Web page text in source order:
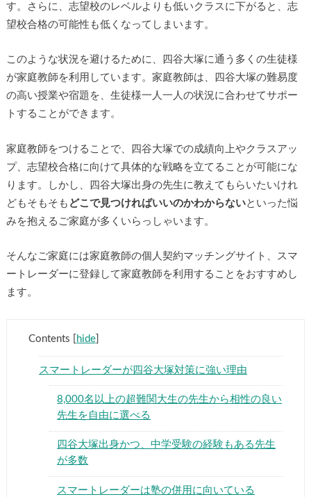
す。さらに、志望校のレベルよりも低いクラスに下がると、志
望校合格の可能性も低くなってしまいます。
このような状況を避けるために、四谷大塚に通う多くの生徒様
が家庭教師を利用しています。家庭教師は、四谷大塚の難易度
の高い授業や宿題を、生徒様一人一人の状況に合わせてサポー
トすることができます。
家庭教師をつけることで、四谷大塚での成績向上やクラスアッ
プ、志望校合格に向けて具体的な戦略を立てることが可能にな
ります。しかし、四谷大塚出身の先生に教えてもらいたいけれ
どもそもそも どこで見つければいいのかわからないといった悩
みを抱えるご家庭が多くいらっしゃいます。
そんなご家庭には家庭教師の個人契約マッチングサイト、スマ
ートレーダーに登録して家庭教師を利用することをおすすめし
ます。
Contents hide]
スマートレーダーが四谷大塚対策に強い理由
8,000名以上の超難関大生の先生から相性の良い
先生を自由に選べる
四谷大塚出身かつ、中学受験の経験もある先生
が多数
スマートレーダーは塾の併用に向いている